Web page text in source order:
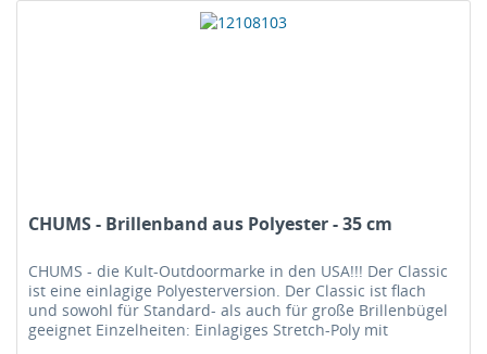
CHUMS - Brillenband aus Polyester - 35 cm
CHUMS - die Kult-Outdoormarke in den USA!!! Der Classic
ist eine einlagige Polyesterversion. Der Classic ist flach
und sowohl für Standard- als auch für große Brillenbügel
geeignet Einzelheiten: Einlagiges Stretch-Poly mit